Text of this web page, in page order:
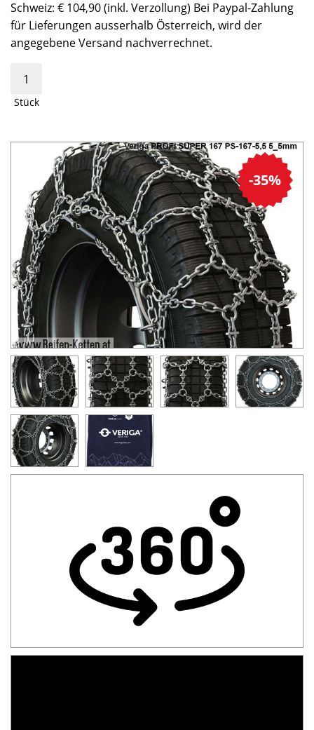
Schweiz: € 104,90 (inkl. Verzollung) Bei Paypal-Zahlung
für Lieferungen ausserhalb Österreich, wird der
angegebene Versand nachverrechnet.
Stück
-35%